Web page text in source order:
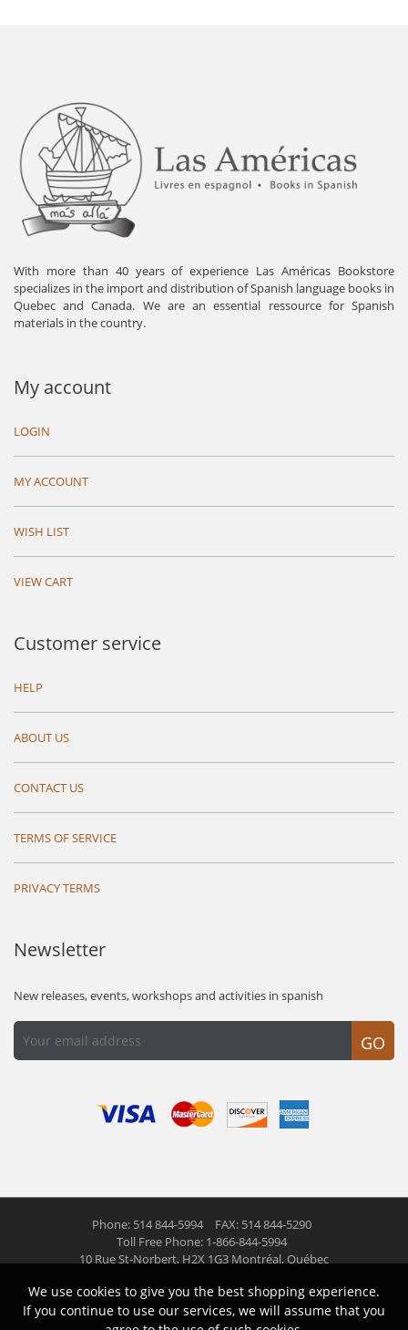
With more than 40 years of experience Las Américas Bookstore
specializes in the import and distribution of Spanish language books in
Quebec and Canada. We are an essential ressource for Spanish
materials in the country.
My account
LOGIN
MY ACCOUNT
WISH LIST
VIEW CART
Customer service
HELP
ABOUT US
CONTACT US
TERMS OF SERVICE
PRIVACY TERMS
Newsletter
New releases, events, workshops and activities in spanish
GO
Phone: 514 844-5994
FAX: 514 844-5290
Toll Free Phone: 1-866-844-5994
10 Rue St-Norbert, H2X 1G3 Montréal, Québec
© 2026 Las Americas inc. All right reserved
We use cookies to give you the best shopping experience.
If you continue to use our services, we will assume that you